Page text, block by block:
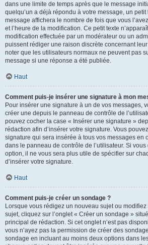
dans une limite de temps après que le message
quelqu’un a déjà répondu à votre message, un
message affichera le nombre de fois que vous
et l’heure de la modification. Ce petit texte
modification effectuée par un modérateur ou un
puissent rédiger une raison discrète concernant
noter que les utilisateurs normaux ne peuvent pas
message si une réponse a été publiée.
Haut
Comment puis-je insérer une signature à mon
Pour insérer une signature à un de vos messages,
créer une depuis le panneau de contrôle de
pouvez cocher la case « Insérer une signature »
rédaction afin d’insérer votre signature. Vous
signature qui sera insérée à tous vos messages en
dans le panneau de contrôle de l’utilisateur. Si
option, il ne vous sera plus utile de spécifier sur
d’insérer votre signature.
Haut
Comment puis-je créer un sondage ?
Lorsque vous rédigez un nouveau sujet ou modifiez
sujet, cliquez sur l’onglet « Créer un sondage »
principal de rédaction. Si cet onglet n’est pas
vous n’ayez pas la permission de créer des
sondage en incluant au moins deux options dans